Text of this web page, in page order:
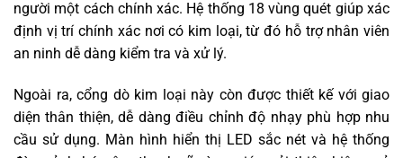
người một cách chính xác. Hệ thống 18 vùng quét giúp xác
định vị trí chính xác nơi có kim loại, từ đó hỗ trợ nhân viên
an ninh dễ dàng kiểm tra và xử lý.
Ngoài ra, cổng dò kim loại này còn được thiết kế với giao
diện thân thiện, dễ dàng điều chỉnh độ nhạy phù hợp nhu
cầu sử dụng. Màn hình hiển thị LED sắc nét và hệ thống